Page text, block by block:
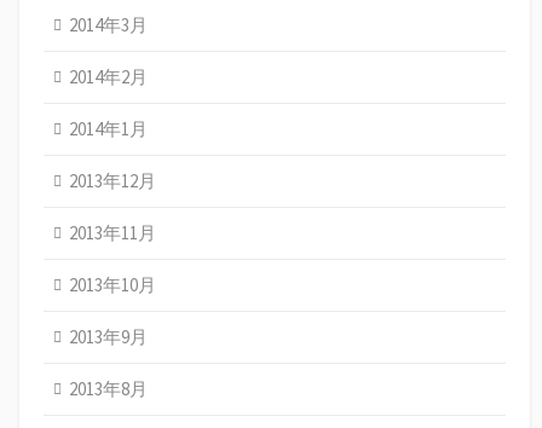
2014年3月
2014年2月
2014年1月
2013年12月
2013年11月
2013年10月
2013年9月
2013年8月